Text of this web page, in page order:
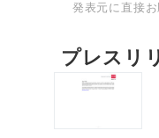
発表元に直接お
プレスリ